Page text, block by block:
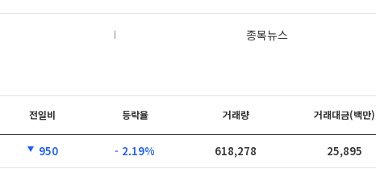
종목뉴스
전일비 등락율 거래량 거래대금(백만)
950 - 2.19% 618,278 25,895